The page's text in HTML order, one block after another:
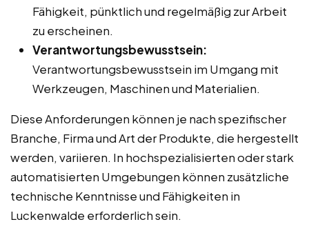
Fähigkeit, pünktlich und regelmäßig zur Arbeit
zu erscheinen.
Verantwortungsbewusstsein:
Verantwortungsbewusstsein im Umgang mit
Werkzeugen, Maschinen und Materialien.
Diese Anforderungen können je nach spezifischer
Branche, Firma und Art der Produkte, die hergestellt
werden, variieren. In hochspezialisierten oder stark
automatisierten Umgebungen können zusätzliche
technische Kenntnisse und Fähigkeiten in
Luckenwalde erforderlich sein.